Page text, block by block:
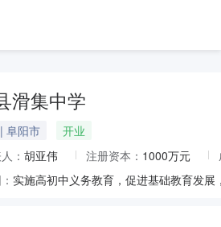
滑集中学
阜阳市
开业
： 胡亚伟 注册资本： 1000万元
实施高初中义务教育，促进基础教育发展